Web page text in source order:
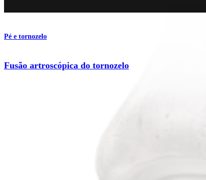
Pé e tornozelo
Fusão artroscópica do tornozelo